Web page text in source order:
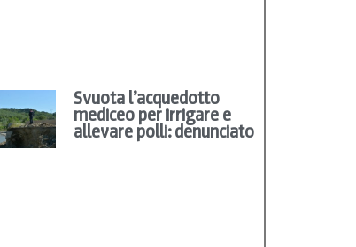
Svuota l’acquedotto
mediceo per irrigare e
allevare polli: denunciato